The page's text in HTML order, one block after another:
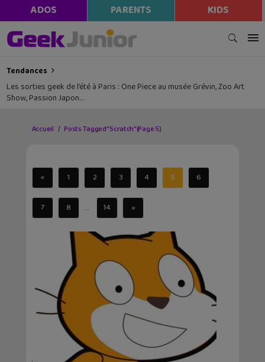
ADOS PARENTS KIDS
Tendances
Les sorties geek de l’été à Paris : One Piece au musée Grévin, Zoo Art
Show, Passion Japon…
Accueil Posts Tagged "Scratch"(Page 5)
« 1 2 3 4 5 6
7 8 ... 14 »